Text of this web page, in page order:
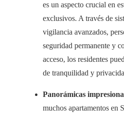
es un aspecto crucial en
exclusivos. A través de
vigilancia avanzados,
seguridad permanente y
acceso, los residentes
de tranquilidad y
Panorámicas
muchos apartamentos en